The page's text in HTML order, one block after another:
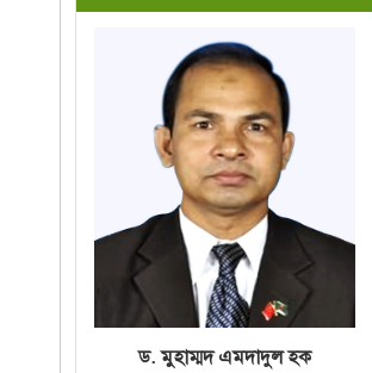
ড. মুহাম্মদ এমদাদুল হক